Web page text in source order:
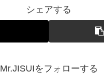
シェアする
Mr.JISUIをフォローする